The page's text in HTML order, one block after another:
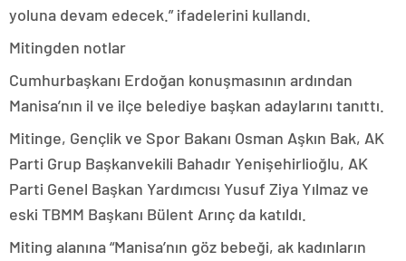
yoluna devam edecek.” ifadelerini kullandı.
Mitingden notlar
Cumhurbaşkanı Erdoğan konuşmasının ardından
Manisa’nın il ve ilçe belediye başkan adaylarını tanıttı.
Mitinge, Gençlik ve Spor Bakanı Osman Aşkın Bak, AK
Parti Grup Başkanvekili Bahadır Yenişehirlioğlu, AK
Parti Genel Başkan Yardımcısı Yusuf Ziya Yılmaz ve
eski TBMM Başkanı Bülent Arınç da katıldı.
Miting alanına “Manisa’nın göz bebeği, ak kadınların